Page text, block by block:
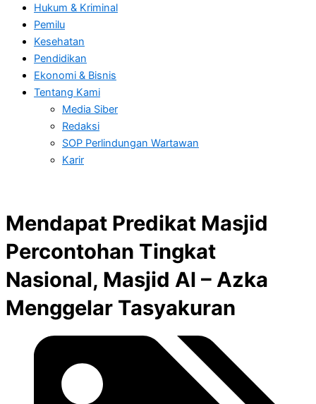
Hukum & Kriminal
Pemilu
Kesehatan
Pendidikan
Ekonomi & Bisnis
Tentang Kami
Media Siber
Redaksi
SOP Perlindungan Wartawan
Karir
Mendapat Predikat Masjid
Percontohan Tingkat
Nasional, Masjid Al – Azka
Menggelar Tasyakuran